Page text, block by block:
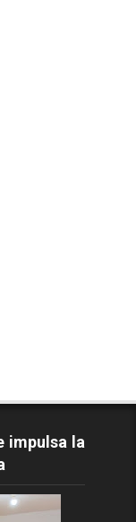
impulsa la